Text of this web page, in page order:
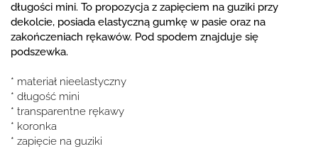
długości mini. To propozycja z zapięciem na guziki przy
dekolcie, posiada elastyczną gumkę w pasie oraz na
zakończeniach rękawów. Pod spodem znajduje się
podszewka.
* materiał nieelastyczny
* długość mini
* transparentne rękawy
* koronka
* zapięcie na guziki